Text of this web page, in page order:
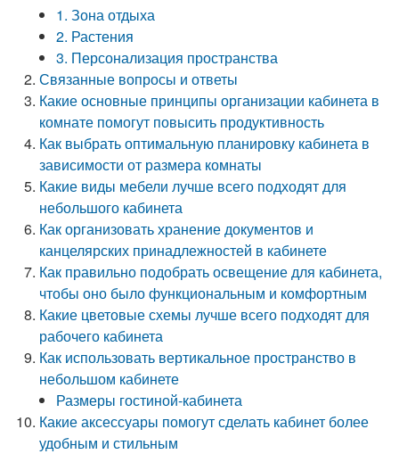
1. Зона отдыха
2. Растения
3. Персонализация пространства
Связанные вопросы и ответы
Какие основные принципы организации кабинета в
комнате помогут повысить продуктивность
Как выбрать оптимальную планировку кабинета в
зависимости от размера комнаты
Какие виды мебели лучше всего подходят для
небольшого кабинета
Как организовать хранение документов и
канцелярских принадлежностей в кабинете
Как правильно подобрать освещение для кабинета,
чтобы оно было функциональным и комфортным
Какие цветовые схемы лучше всего подходят для
рабочего кабинета
Как использовать вертикальное пространство в
небольшом кабинете
Размеры гостиной-кабинета
Какие аксессуары помогут сделать кабинет более
удобным и стильным